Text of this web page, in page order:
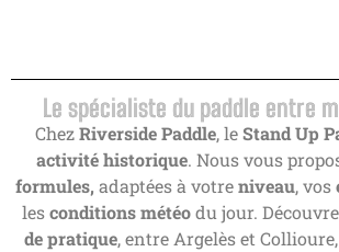
Le spécialiste du paddle entre
ChezRiverside Paddle, leStand Up
activité historique. Nous vous
formules, adaptées à votreniveau, vos
lesconditions météodu jour.
de pratique, entre Argelès et